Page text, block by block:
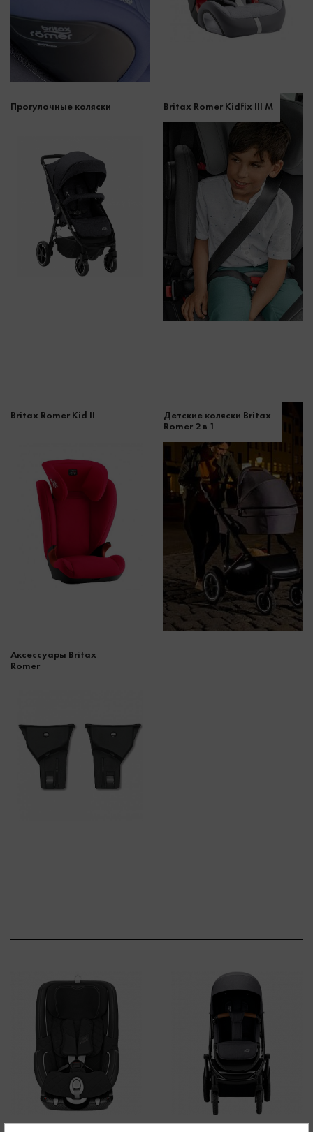
Прогулочные коляски Britax Romer Kidfix III M
Britax Romer Kid II
Детские коляски Britax
Romer 2 в 1
Аксессуары Britax
Romer